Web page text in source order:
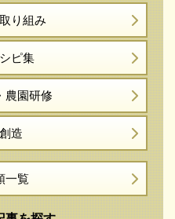
り組み
ピ集
農園研修
造
一覧